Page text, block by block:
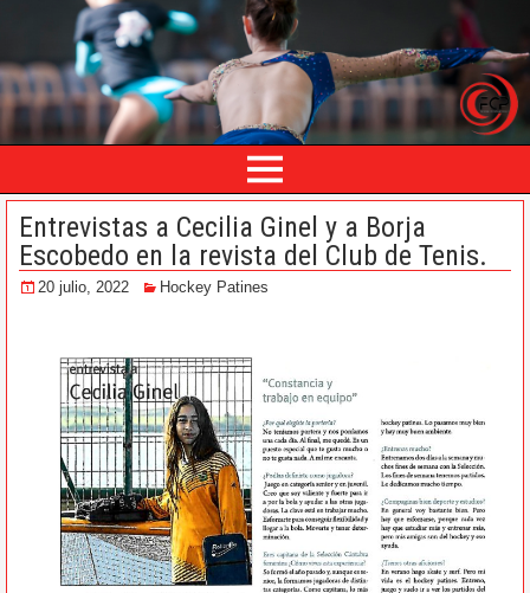
Entrevistas a Cecilia Ginel y a Borja
Escobedo en la revista del Club de Tenis.
20 julio, 2022 Hockey Patines